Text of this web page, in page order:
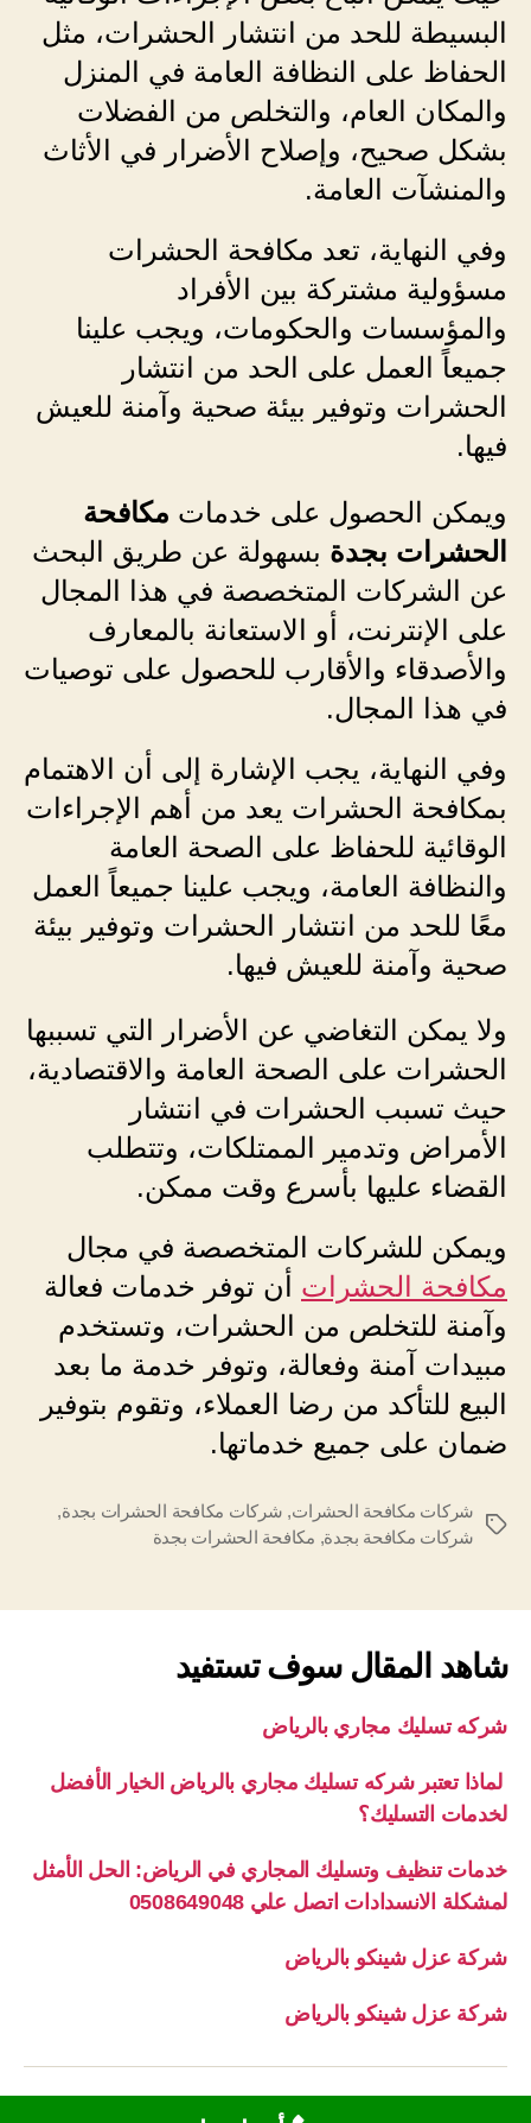
البسيطة للحد من انتشار الحشرات، مثل
الحفاظ على النظافة العامة في المنزل
والمكان العام، والتخلص من الفضلات
بشكل صحيح، وإصلاح الأضرار في الأثاث
والمنشآت العامة.
وفي النهاية، تعد مكافحة الحشرات
مسؤولية مشتركة بين الأفراد
والمؤسسات والحكومات، ويجب علينا
جميعاً العمل على الحد من انتشار
الحشرات وتوفير بيئة صحية وآمنة للعيش
فيها.
ويمكن الحصول على خدمات مكافحة
الحشرات بجدة بسهولة عن طريق البحث
عن الشركات المتخصصة في هذا المجال
على الإنترنت، أو الاستعانة بالمعارف
والأصدقاء والأقارب للحصول على توصيات
في هذا المجال.
وفي النهاية، يجب الإشارة إلى أن الاهتمام
بمكافحة الحشرات يعد من أهم الإجراءات
الوقائية للحفاظ على الصحة العامة
والنظافة العامة، ويجب علينا جميعاً العمل
معًا للحد من انتشار الحشرات وتوفير بيئة
صحية وآمنة للعيش فيها.
ولا يمكن التغاضي عن الأضرار التي تسببها
الحشرات على الصحة العامة والاقتصادية،
حيث تسبب الحشرات في انتشار
الأمراض وتدمير الممتلكات، وتتطلب
القضاء عليها بأسرع وقت ممكن.
ويمكن للشركات المتخصصة في مجال
مكافحة الحشرات أن توفر خدمات فعالة
وآمنة للتخلص من الحشرات، وتستخدم
مبيدات آمنة وفعالة، وتوفر خدمة ما بعد
البيع للتأكد من رضا العملاء، وتقوم بتوفير
ضمان على جميع خدماتها.
الوسوم
شركات مكافحة الحشرات, شركات مكافحة الحشرات بجدة,
شركات مكافحة بجدة, مكافحة الحشرات بجدة
شاهد المقال سوف تستفيد
شركه تسليك مجاري بالرياض
لماذا تعتبر شركه تسليك مجاري بالرياض الخيار الأفضل
لخدمات التسليك؟
خدمات تنظيف وتسليك المجاري في الرياض: الحل الأمثل
لمشكلة الانسدادات اتصل علي 0508649048
شركة عزل شينكو بالرياض
شركة عزل شينكو بالرياض